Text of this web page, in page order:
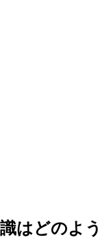
はどのよう